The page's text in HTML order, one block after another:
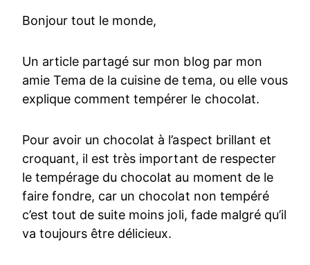
Bonjour tout le monde,
Un article partagé sur mon blog par mon
amie Tema de la cuisine de tema, ou elle vous
explique comment tempérer le chocolat.
Pour avoir un chocolat à l’aspect brillant et
croquant, il est très important de respecter
le tempérage du chocolat au moment de le
faire fondre, car un chocolat non tempéré
c’est tout de suite moins joli, fade malgré qu’il
va toujours être délicieux.